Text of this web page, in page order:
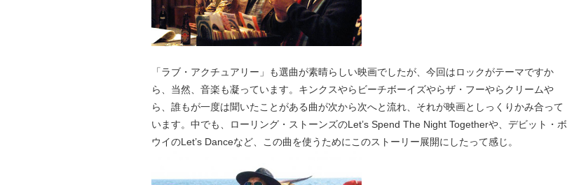
「ラブ・アクチュアリー」も選曲が素晴らしい映画でしたが、今回はロックがテーマですか
ら、当然、音楽も凝っています。キンクスやらビーチボーイズやらザ・フーやらクリームや
ら、誰もが一度は聞いたことがある曲が次から次へと流れ、それが映画としっくりかみ合って
います。中でも、ローリング・ストーンズのLet’s Spend The Night Togetherや、デビット・ボ
ウイのLet’s Danceなど、この曲を使うためにこのストーリー展開にしたって感じ。